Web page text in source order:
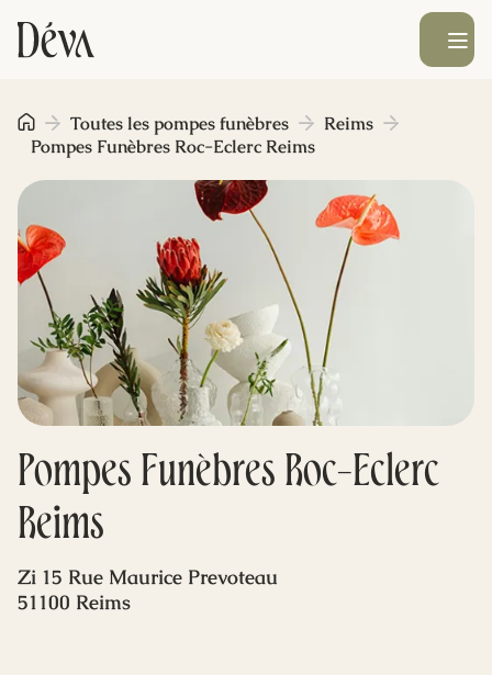
Obsèques
Prévoyance
Monument funéraire
Livraison de fleurs
Blog
Ouvrir le
Pompes Funèbres Roc-Eclerc
Reims
Toutes les pompes funèbres
Reims
Pompes Funèbres Roc-Eclerc Reims
Zi 15 Rue Maurice Prevoteau
51100 Reims